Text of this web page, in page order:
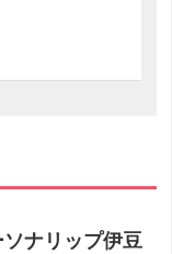
ナリップ伊豆